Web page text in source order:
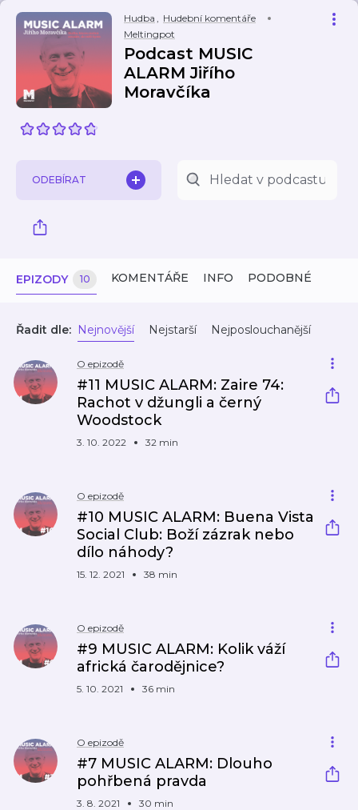
Hudba , Hudební komentáře
Meltingpot
Podcast MUSIC
ALARM Jiřího
Moravčíka
ODEBÍRAT
EPIZODY 10 KOMENTÁŘE INFO PODOBNÉ
Řadit dle: Nejnovější Nejstarší Nejposlouchanější
O epizodě
#11 MUSIC ALARM: Zaire 74:
Rachot v džungli a černý
Woodstock
3. 10. 2022 32 min
O epizodě
#10 MUSIC ALARM: Buena Vista
Social Club: Boží zázrak nebo
dílo náhody?
15. 12. 2021 38 min
O epizodě
#9 MUSIC ALARM: Kolik váží
africká čarodějnice?
5. 10. 2021 36 min
O epizodě
#7 MUSIC ALARM: Dlouho
pohřbená pravda
3. 8. 2021 30 min